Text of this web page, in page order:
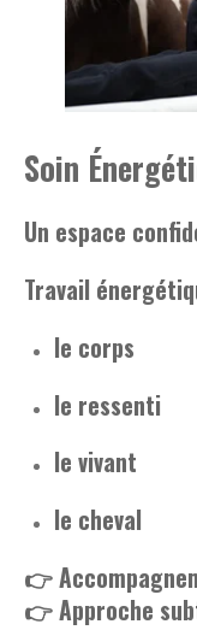
Soin
Un espace
Travail
le corps
le ressenti
le vivant
le cheval
👉
👉 Approche